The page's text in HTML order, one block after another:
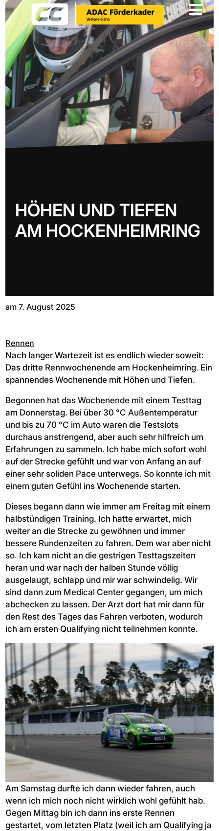

HÖHEN UND TIEFEN
AM HOCKENHEIMRING
am 7. August 2025
Rennen
Nach langer Wartezeit ist es endlich wieder soweit:
Das dritte Rennwochenende am Hockenheimring. Ein
spannendes Wochenende mit Höhen und Tiefen.
Begonnen hat das Wochenende mit einem Testtag
am Donnerstag. Bei über 30 °C Außentemperatur
und bis zu 70 °C im Auto waren die Testslots
durchaus anstrengend, aber auch sehr hilfreich um
Erfahrungen zu sammeln. Ich habe mich sofort wohl
auf der Strecke gefühlt und war von Anfang an auf
einer sehr soliden Pace unterwegs. So konnte ich mit
einem guten Gefühl ins Wochenende starten.
Dieses begann dann wie immer am Freitag mit einem
halbstündigen Training. Ich hatte erwartet, mich
weiter an die Strecke zu gewöhnen und immer
bessere Rundenzeiten zu fahren. Dem war aber nicht
so. Ich kam nicht an die gestrigen Testtagszeiten
heran und war nach der halben Stunde völlig
ausgelaugt, schlapp und mir war schwindelig. Wir
sind dann zum Medical Center gegangen, um mich
abchecken zu lassen. Der Arzt dort hat mir dann für
den Rest des Tages das Fahren verboten, wodurch
ich am ersten Qualifying nicht teilnehmen konnte.
Am Samstag durfte ich dann wieder fahren, auch
wenn ich mich noch nicht wirklich wohl gefühlt hab.
Gegen Mittag bin ich dann ins erste Rennen
gestartet, vom letzten Platz (weil ich am Qualifying ja